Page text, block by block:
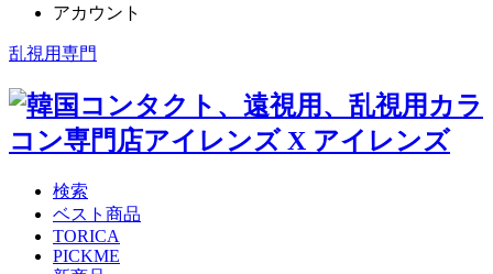
アカウント
乱視用専門
検索
ベスト商品
TORICA
PICKME